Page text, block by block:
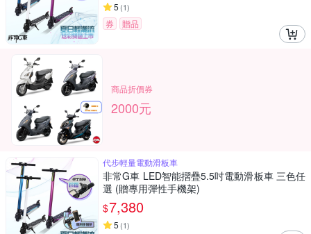
5 (1)
券 贈品
商品折價券
2000元
代步輕量電動滑板車
非常G車 LED智能摺疊5.5吋電動滑板車 三色任
選 (贈專用彈性手機架)
$7,380
5 (1)